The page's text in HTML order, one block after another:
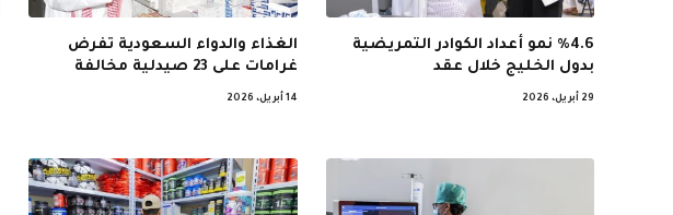
%4.6 نمو أعداد الكوادر التمريضية
بدول الخليج خلال عقد
29 أبريل، 2026
الغذاء والدواء السعودية تفرض
غرامات على 23 صيدلية مخالفة
14 أبريل، 2026